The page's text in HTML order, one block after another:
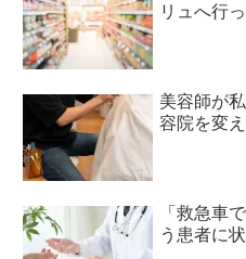
リュへ行
美容師が
容院を変
「救急車
う患者に